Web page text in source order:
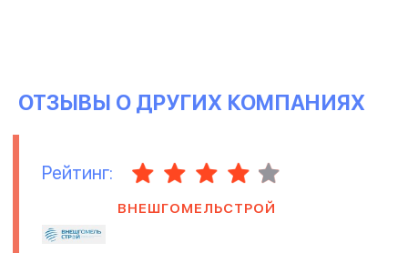
ОТЗЫВЫ О ДРУГИХ КОМПАНИЯХ
Рейтинг:
ВНЕШГОМЕЛЬСТРОЙ